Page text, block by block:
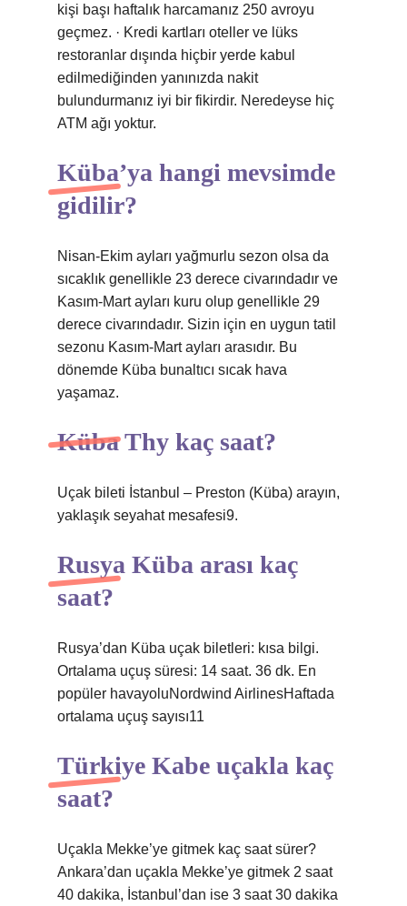
kişi başı haftalık harcamanız 250 avroyu
geçmez. · Kredi kartları oteller ve lüks
restoranlar dışında hiçbir yerde kabul
edilmediğinden yanınızda nakit
bulundurmanız iyi bir fikirdir. Neredeyse hiç
ATM ağı yoktur.
Küba’ya hangi mevsimde
gidilir?
Nisan-Ekim ayları yağmurlu sezon olsa da
sıcaklık genellikle 23 derece civarındadır ve
Kasım-Mart ayları kuru olup genellikle 29
derece civarındadır. Sizin için en uygun tatil
sezonu Kasım-Mart ayları arasıdır. Bu
dönemde Küba bunaltıcı sıcak hava
yaşamaz.
Küba Thy kaç saat?
Uçak bileti İstanbul – Preston (Küba) arayın,
yaklaşık seyahat mesafesi9.
Rusya Küba arası kaç
saat?
Rusya’dan Küba uçak biletleri: kısa bilgi.
Ortalama uçuş süresi: 14 saat. 36 dk. En
popüler havayoluNordwind AirlinesHaftada
ortalama uçuş sayısı11
Türkiye Kabe uçakla kaç
saat?
Uçakla Mekke’ye gitmek kaç saat sürer?
Ankara’dan uçakla Mekke’ye gitmek 2 saat
40 dakika, İstanbul’dan ise 3 saat 30 dakika